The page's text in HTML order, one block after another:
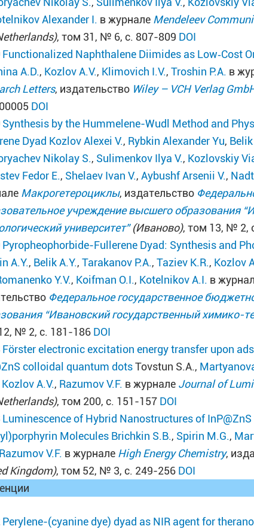
Alexander I. в журнале Mendeleev
, том 31, № 6, с. 807-809 DOI
Functionalized Naphthalene Diimides as Low‐Cost
A.D., Kozlov A.V., Klimovich I.V.,Troshin P.A. в
Letters, издательство Wiley – VCH Verlag
DOI
Synthesis by the Hummelene-Wudl Method and
Dyad Kozlov Alexei V., Rybkin Alexander Yu,
Nikolay S., Sulimenkov Ilya V., Kozlovskiy
Fedor E., Shelaev Ivan V.,Aybushf Arsenii V.,
Макрогетероциклы, издательство
учреждение высшего образования
университет”(Иваново), том 13, № 2,
Pyropheophorbide-Fullerene Dyad: Synthesis and
A.Y., Belik A.Y.,Tarakanov P.A.,Taziev K.R., Kozlov
Y.V., Koifman O.I., Kotelnikov A.I. в
Федеральное государственное
“Ивановский государственный химико-
№ 2, с. 181-186 DOI
Förster electronic excitation energy transfer upon
colloidal quantum dotsTovstun S.A.,
Kozlov A.V., Razumov V.F. в журнале Journal of
, том 200, с. 151-157 DOI
Luminescence of Hybrid Nanostructures of
Molecules Brichkin S.B., Spirin M.G.,
Razumov V.F. в журнале High Energy Chemistry,
Kingdom), том 52, № 3, с. 249-256 DOI
Perylene-(cyanine dye) dyad as NIR agent for